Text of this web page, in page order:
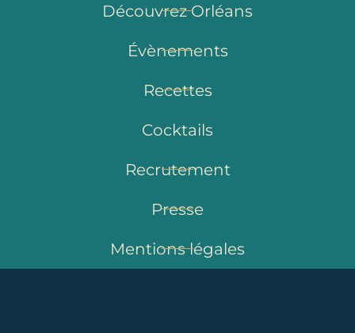
Découvrez Orléans
Évènements
Recettes
Cocktails
Recrutement
Presse
Mentions légales